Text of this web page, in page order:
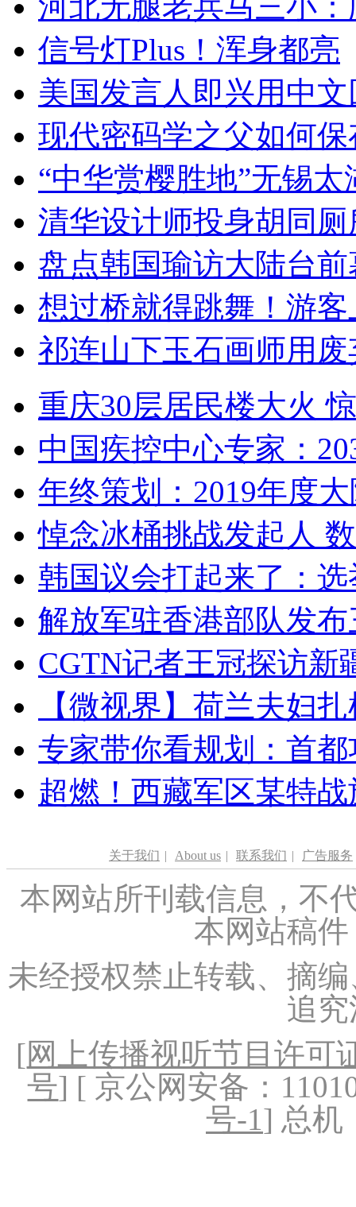
信号灯Plus！浑身都亮
美国发言人即兴用中
现代密码学之父如何
“中华赏樱胜地”无锡
清华设计师投身胡同
盘点韩国瑜访大陆台
想过桥就得跳舞！游客
祁连山下玉石画师用
重庆30层居民楼大火
中国疾控中心专家：
年终策划：2019年度
悼念冰桶挑战发起人
韩国议会打起来了：
解放军驻香港部队发
CGTN记者王冠探访新
【微视界】荷兰夫妇
专家带你看规划：首
超燃！西藏军区某特
关于我们 | About us | 联系我们 | 广告服务
本网站所刊载信息，不
本网站稿
未经授权禁止转载、摘
追
[网上传播视听节目许可
号] [ 京公网安备：
号-1] 总机